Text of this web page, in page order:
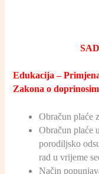
Edukacija –
Zakona o
Obračun plaće
Obračun plaće
porodiljsko
rad u vrijeme
Način